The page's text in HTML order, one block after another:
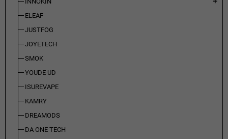
ELEAF
JUSTFOG
JOYETECH
SMOK
YOUDE UD
ISUREVAPE
KAMRY
DREAMODS
DA ONE TECH